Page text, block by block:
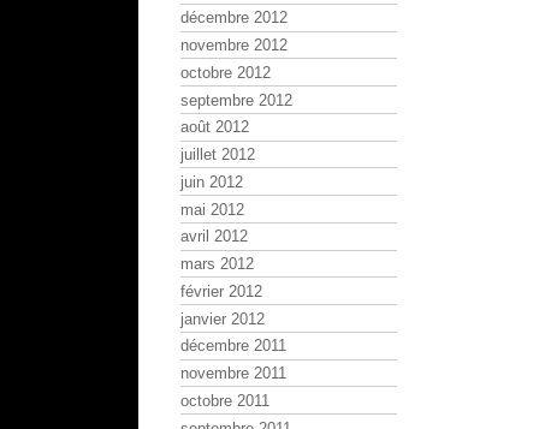
décembre 2012
novembre 2012
octobre 2012
septembre 2012
août 2012
juillet 2012
juin 2012
mai 2012
avril 2012
mars 2012
février 2012
janvier 2012
décembre 2011
novembre 2011
octobre 2011